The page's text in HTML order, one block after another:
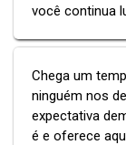
você continua
Chega um
ninguém nos
expectativa
é e oferece